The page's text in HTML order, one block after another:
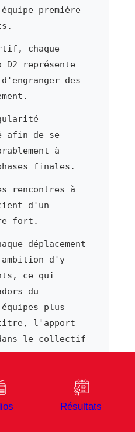
première
chaque
D2 représente
des
afin de se
à
finales.
rencontres à
d'un
fort.
déplacement
d'y
ce qui
du
équipes plus
l'apport
le collectif
pour
niveau de
incarne
Résultats